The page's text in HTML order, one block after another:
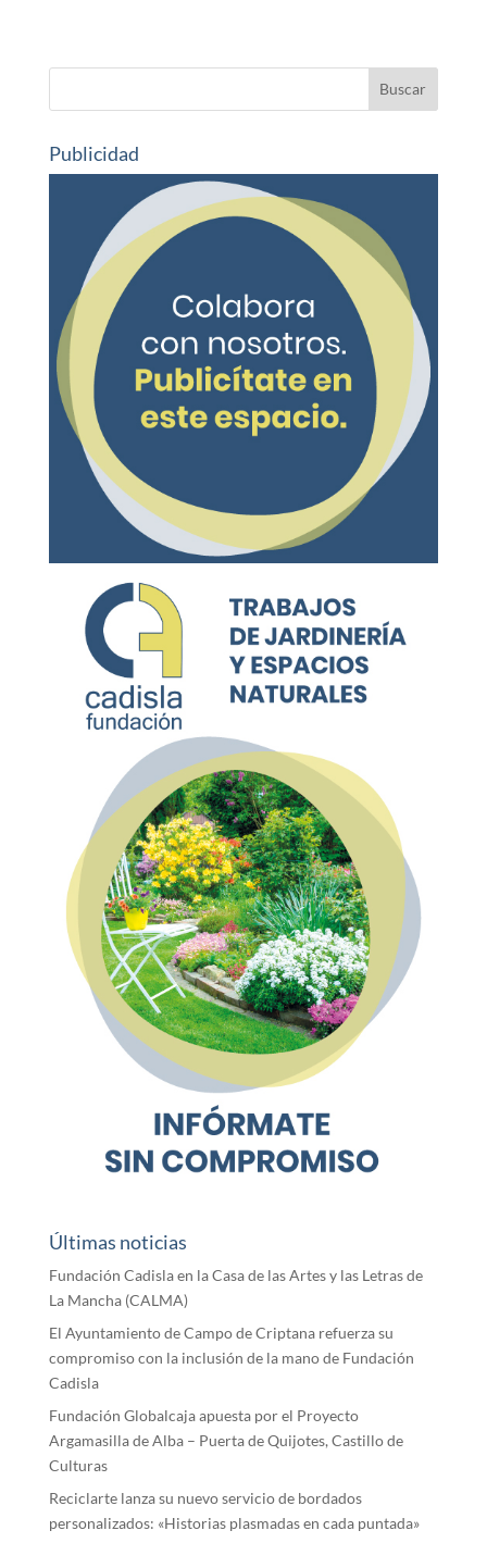
Publicidad
Últimas noticias
Fundación Cadisla en la Casa de las Artes y las Letras de
La Mancha (CALMA)
El Ayuntamiento de Campo de Criptana refuerza su
compromiso con la inclusión de la mano de Fundación
Cadisla
Fundación Globalcaja apuesta por el Proyecto
Argamasilla de Alba – Puerta de Quijotes, Castillo de
Culturas
Reciclarte lanza su nuevo servicio de bordados
personalizados: «Historias plasmadas en cada puntada»